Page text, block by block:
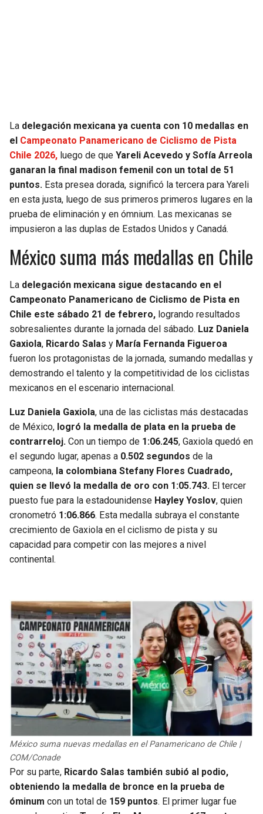
La delegación mexicana ya cuenta con 10 medallas en
el Campeonato Panamericano de Ciclismo de Pista
Chile 2026, luego de que Yareli Acevedo y Sofía Arreola
ganaran la final madison femenil con un total de 51
puntos. Esta presea dorada, significó la tercera para Yareli
en esta justa, luego de sus primeros primeros lugares en la
prueba de eliminación y en ómnium. Las mexicanas se
impusieron a las duplas de Estados Unidos y Canadá.
México suma más medallas en Chile
La delegación mexicana sigue destacando en el
Campeonato Panamericano de Ciclismo de Pista en
Chile este sábado 21 de febrero, logrando resultados
sobresalientes durante la jornada del sábado. Luz Daniela
Gaxiola, Ricardo Salas y María Fernanda Figueroa
fueron los protagonistas de la jornada, sumando medallas y
demostrando el talento y la competitividad de los ciclistas
mexicanos en el escenario internacional.
Luz Daniela Gaxiola, una de las ciclistas más destacadas
de México, logró la medalla de plata en la prueba de
contrarreloj. Con un tiempo de 1:06.245, Gaxiola quedó en
el segundo lugar, apenas a 0.502 segundos de la
campeona, la colombiana Stefany Flores Cuadrado,
quien se llevó la medalla de oro con 1:05.743. El tercer
puesto fue para la estadounidense Hayley Yoslov, quien
cronometró 1:06.866. Esta medalla subraya el constante
crecimiento de Gaxiola en el ciclismo de pista y su
capacidad para competir con las mejores a nivel
continental.
México suma nuevas medallas en el Panamericano de Chile |
COM/Conade
Por su parte, Ricardo Salas también subió al podio,
obteniendo la medalla de bronce en la prueba de
óminum con un total de 159 puntos. El primer lugar fue